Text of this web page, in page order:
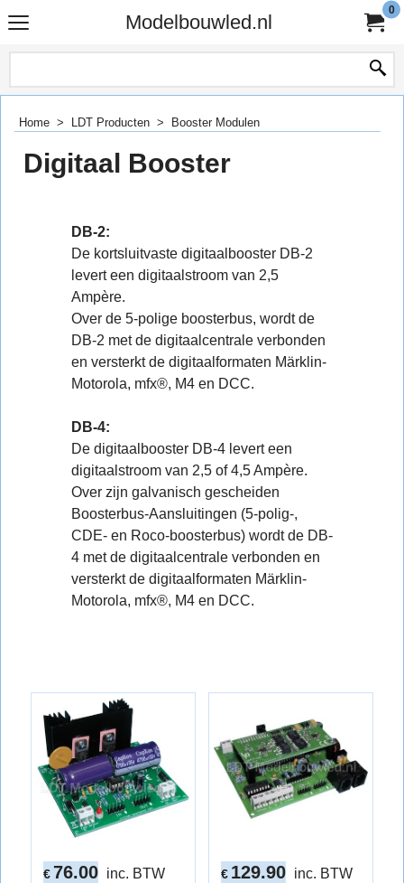
Modelbouwled.nl
0
Home > LDT Producten > Booster Modulen
Digitaal Booster
DB-2:
De kortsluitvaste digitaalbooster DB-2
levert een digitaalstroom van 2,5
Ampère.
Over de 5-polige boosterbus, wordt de
DB-2 met de digitaalcentrale verbonden
en versterkt de digitaalformaten Märklin-
Motorola, mfx®, M4 en DCC.
DB-4:
De digitaalbooster DB-4 levert een
digitaalstroom van 2,5 of 4,5 Ampère.
Over zijn galvanisch gescheiden
Boosterbus-Aansluitingen (5-polig-,
CDE- en Roco-boosterbus) wordt de DB-
4 met de digitaalcentrale verbonden en
versterkt de digitaalformaten Märklin-
Motorola, mfx®, M4 en DCC.
€ 76.00 inc. BTW
€ 129.90 inc. BTW